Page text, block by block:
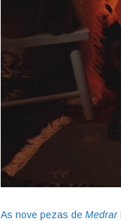
As nove pezas deMedrar